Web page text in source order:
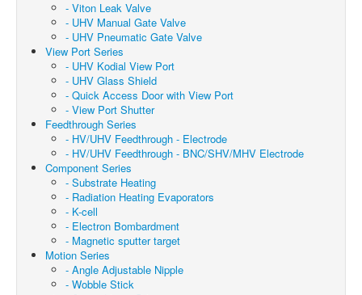
- Viton Leak Valve
- UHV Manual Gate Valve
- UHV Pneumatic Gate Valve
View Port Series
- UHV Kodial View Port
- UHV Glass Shield
- Quick Access Door with View Port
- View Port Shutter
Feedthrough Series
- HV/UHV Feedthrough - Electrode
- HV/UHV Feedthrough - BNC/SHV/MHV Electrode
Component Series
- Substrate Heating
- Radiation Heating Evaporators
- K-cell
- Electron Bombardment
- Magnetic sputter target
Motion Series
- Angle Adjustable Nipple
- Wobble Stick